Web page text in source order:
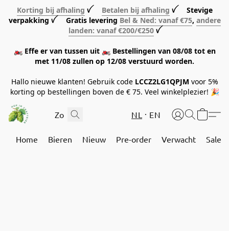
Korting bij afhaling ꪜ Betalen bij afhaling ꪜ Stevige
verpakking ꪜ Gratis levering Bel & Ned: vanaf €75, andere
landen: vanaf €200/€250 ꪜ
🏍️ Effe er van tussen uit 🏍️ Bestellingen van 08/08 tot en
met 11/08 zullen op 12/08 verstuurd worden.
Hallo nieuwe klanten! Gebruik code LCCZ2LG1QPJM voor 5%
korting op bestellingen boven de € 75. Veel winkelplezier! 🎉
NL EN
Home Bieren Nieuw Pre-order Verwacht Sale